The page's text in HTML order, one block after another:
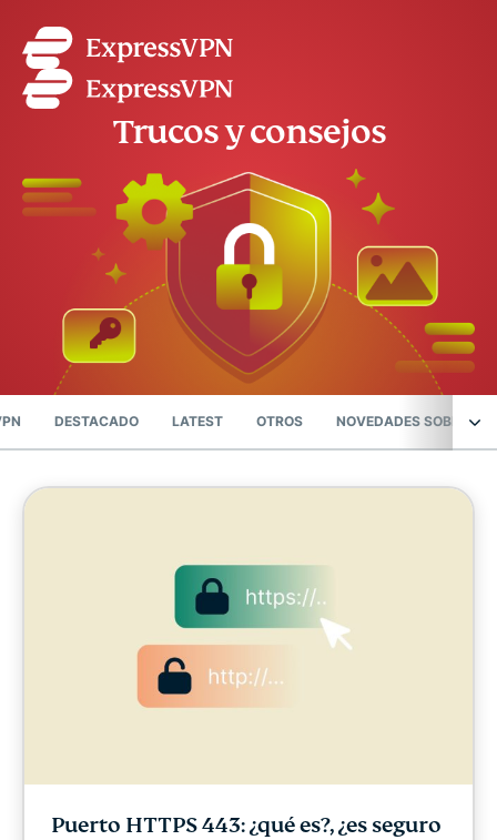
Trucos y consejos
DESTACADO LATEST OTROS NOVEDADES SOBRE
Libertad digital
Centro de Seguridad Digital
ExpressVPN for Teams (Beta)
Noticias ExpressVPN
Latest
Puerto HTTPS 443: ¿qué es?, ¿es seguro